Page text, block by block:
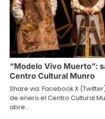
“Modelo Vivo Muerto”:
Centro Cultural Munro
Share via: Facebook X
de enero el Centro Cultural
abre…